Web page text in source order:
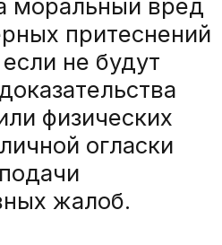
моральный вред
притеснений
не будут
физических
огласки
жалоб.